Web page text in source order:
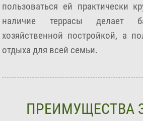
пользоваться ей практически
наличие террасы делает
хозяйственной постройкой, а
отдыха для всей семьи.
ПРЕИМУЩЕСТВА